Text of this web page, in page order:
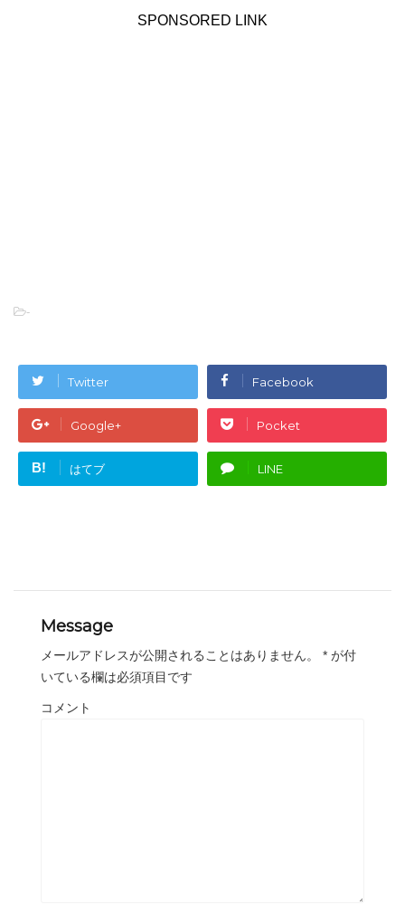
SPONSORED LINK
-
Twitter Facebook
Google+ Pocket
B! はてブ LINE
Message
メールアドレスが公開されることはありません。 * が付
いている欄は必須項目です
コメント